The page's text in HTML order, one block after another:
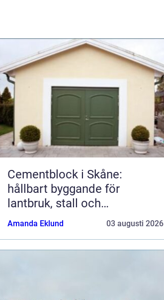
Cementblock i Skåne:
hållbart byggande för
lantbruk, stall och
grundläggning
Amanda Eklund 03 augusti 2026